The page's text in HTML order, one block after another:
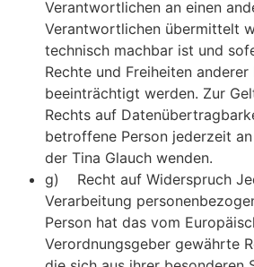
Verantwortlichen an einen
Verantwortlichen übermittelt
technisch machbar ist und
Rechte und Freiheiten anderer
beeinträchtigt werden. Zur
Rechts auf
betroffene Person jederzeit
der Tina Glauch wenden.
g) Recht auf Widerspruch
Verarbeitung
Person hat das vom
Verordnungsgeber gewährte